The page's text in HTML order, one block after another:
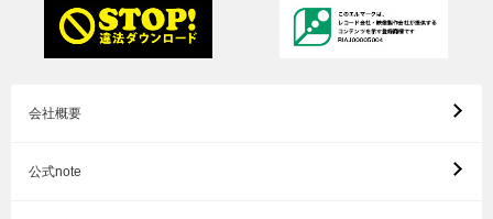
会社概要
公式note